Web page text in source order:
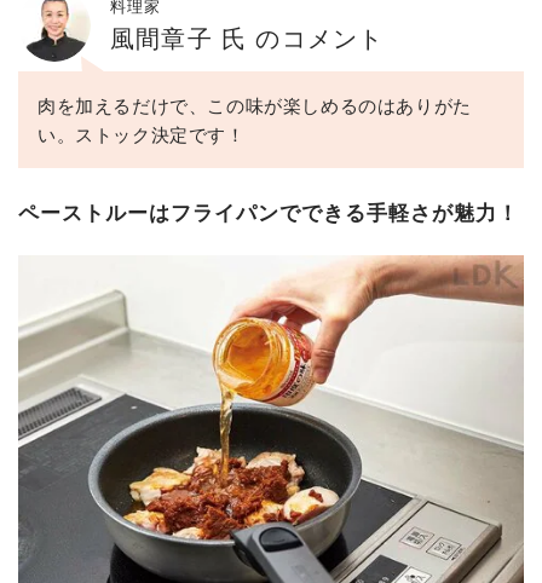
料理家
風間章子 氏 のコメント
肉を加えるだけで、この味が楽しめるのはありがた
い。ストック決定です！
ペーストルーはフライパンでできる手軽さが魅力！